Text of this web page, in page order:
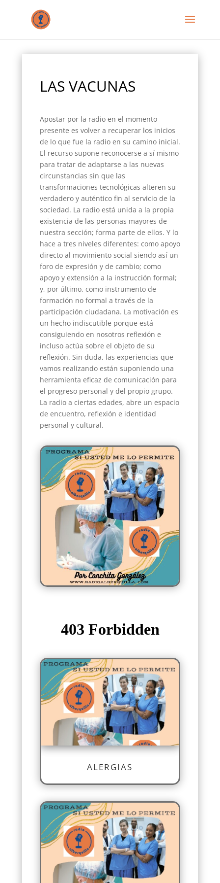
LAS VACUNAS
Apostar por la radio en el momento
presente es volver a recuperar los inicios
de lo que fue la radio en su camino inicial.
El recurso supone reconocerse a sí mismo
para tratar de adaptarse a las nuevas
circunstancias sin que las
transformaciones tecnológicas alteren su
verdadero y auténtico fin al servicio de la
sociedad. La radio está unida a la propia
existencia de las personas mayores de
nuestra sección; forma parte de ellos. Y lo
hace a tres niveles diferentes: como apoyo
directo al movimiento social siendo así un
foro de expresión y de cambio; como
apoyo y extensión a la instrucción formal;
y, por último, como instrumento de
formación no formal a través de la
participación ciudadana. La motivación es
un hecho indiscutible porque está
consiguiendo en nosotros reflexión e
incluso actúa sobre el objeto de su
reflexión. Sin duda, las experiencias que
vamos realizando están suponiendo una
herramienta eficaz de comunicación para
el progreso personal y del propio grupo.
La radio a ciertas edades, abre un espacio
de encuentro, reflexión e identidad
personal y cultural.
ALERGIAS